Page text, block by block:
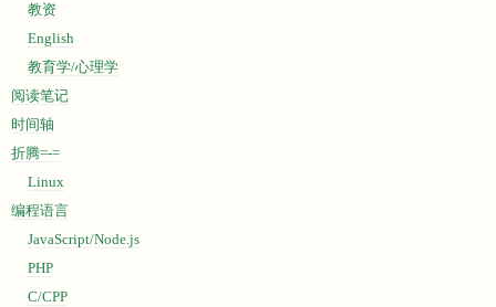
教资
English
教育学/心理学
阅读笔记
时间轴
折腾=-=
Linux
编程语言
JavaScript/Node.js
PHP
C/CPP